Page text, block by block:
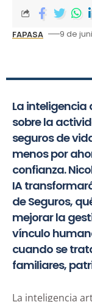
FAPASA 9 de
La
sobre la
seguros de
menos por
confianza.
IA
de Seguros,
mejorar la
vínculo
cuando se
familiares,
La inteligencia